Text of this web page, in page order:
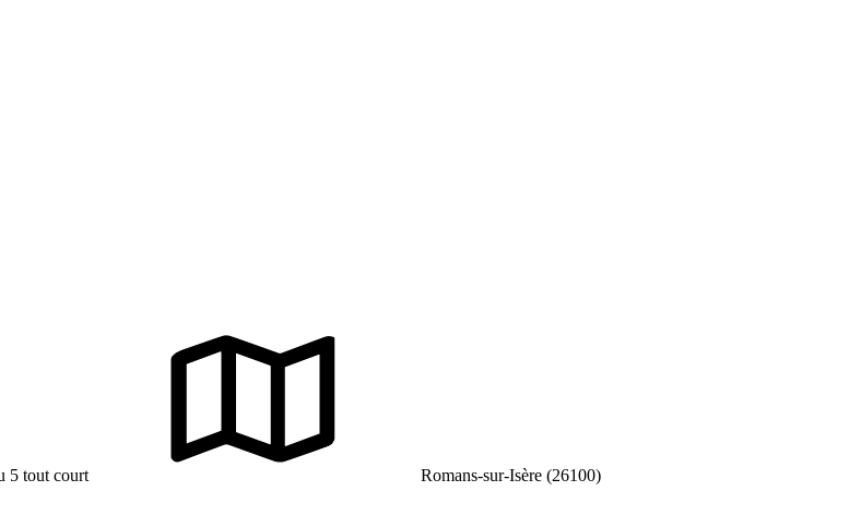
5 tout court Romans-sur-Isère (26100)